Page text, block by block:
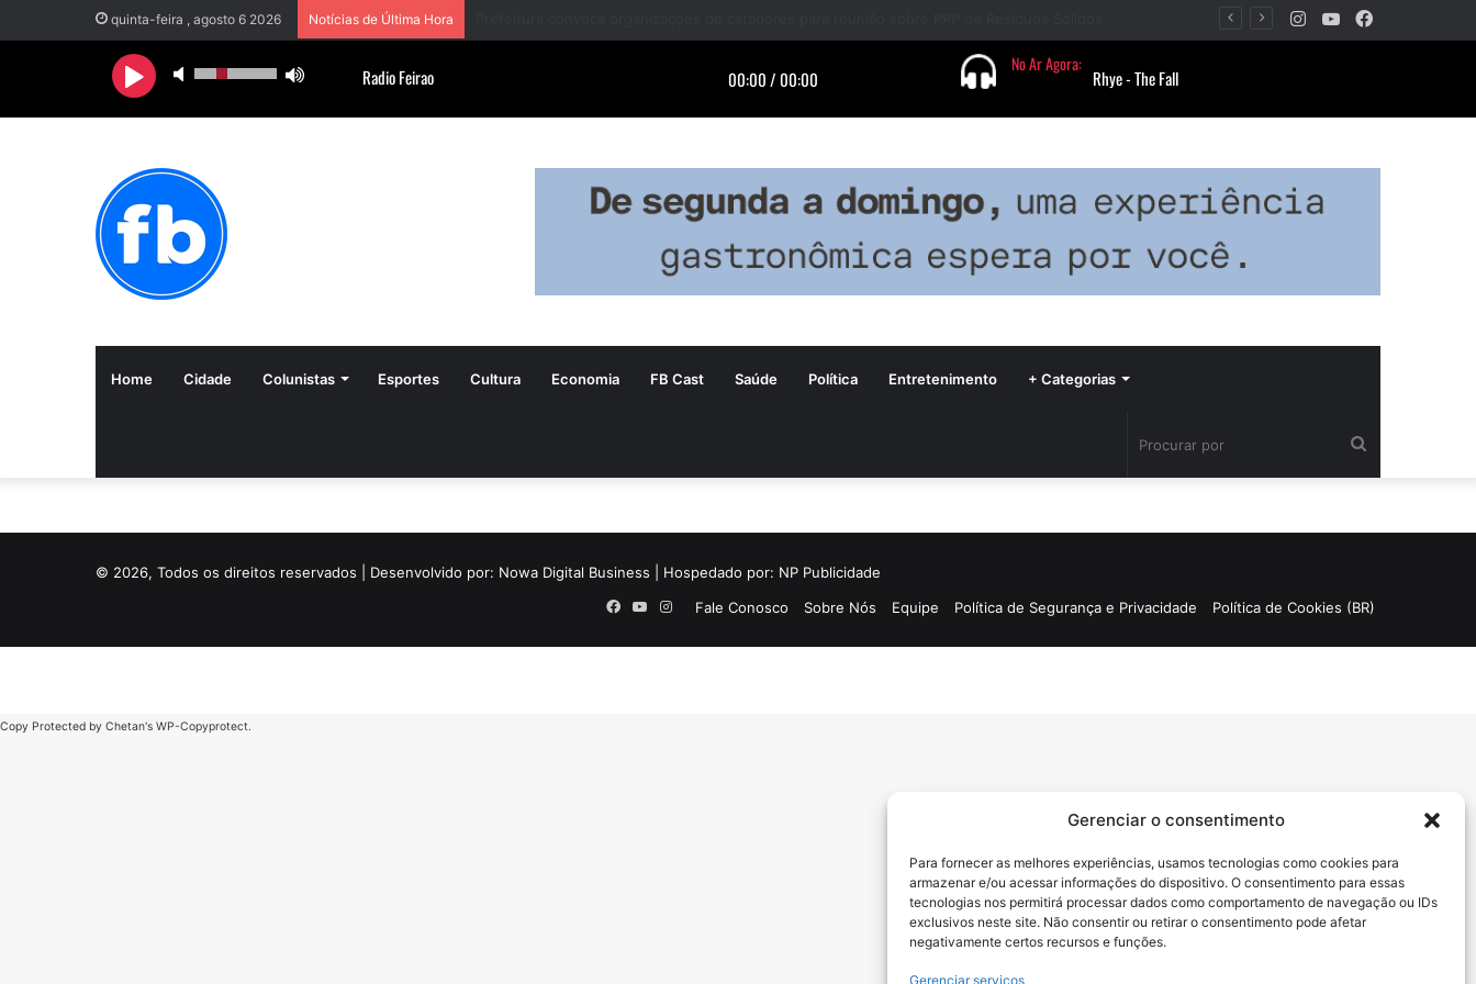
Gerenciar o consentimento
Para fornecer as melhores experiências, usamos tecnologias como cookies para
armazenar e/ou acessar informações do dispositivo. O consentimento para essas
tecnologias nos permitirá processar dados como comportamento de navegação ou IDs
exclusivos neste site. Não consentir ou retirar o consentimento pode afetar
negativamente certos recursos e funções.
Gerenciar serviços
quinta-feira , agosto 6 2026 Notícias de Última Hora YouTube
Instagram
Home Cidade Colunistas Esportes Cultura Economia FB Cast Saúde Política Entretenimento + Categorias
© 2026, Todos os direitos reservados | Desenvolvido por: Nowa Digital Business | Hospedado por: NP Publicidade
Fale Conosco
Sobre Nós Equipe Política de Segurança e Privacidade Política de Cookies (BR)
Facebook
YouTube
Instagram
Copy Protected by Chetan's WP-Copyprotect.